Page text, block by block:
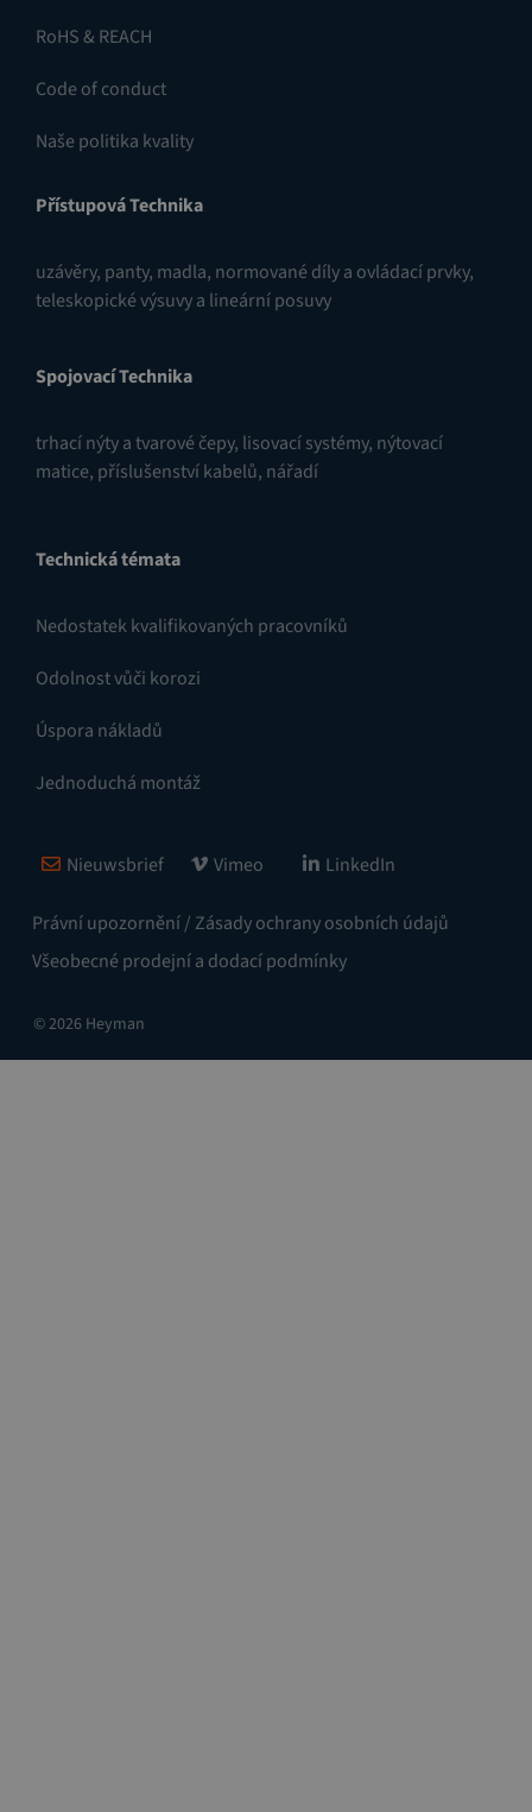
RoHS & REACH
Code of conduct
Naše politika kvality
Přístupová Technika
uzávěry, panty, madla, normované díly a ovládací prvky,
teleskopické výsuvy a lineární posuvy
Spojovací Technika
trhací nýty a tvarové čepy, lisovací systémy, nýtovací
matice, příslušenství kabelů, nářadí
Technická témata
Nedostatek kvalifikovaných pracovníků
Odolnost vůči korozi
Úspora nákladů
Jednoduchá montáž
Právní upozornění / Zásady ochrany osobních údajů
Všeobecné prodejní a dodací podmínky
Nieuwsbrief Vimeo LinkedIn
© 2026 Heyman